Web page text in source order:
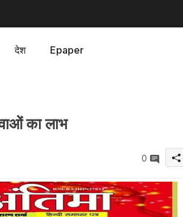
देश Epaper
का लाभ
0